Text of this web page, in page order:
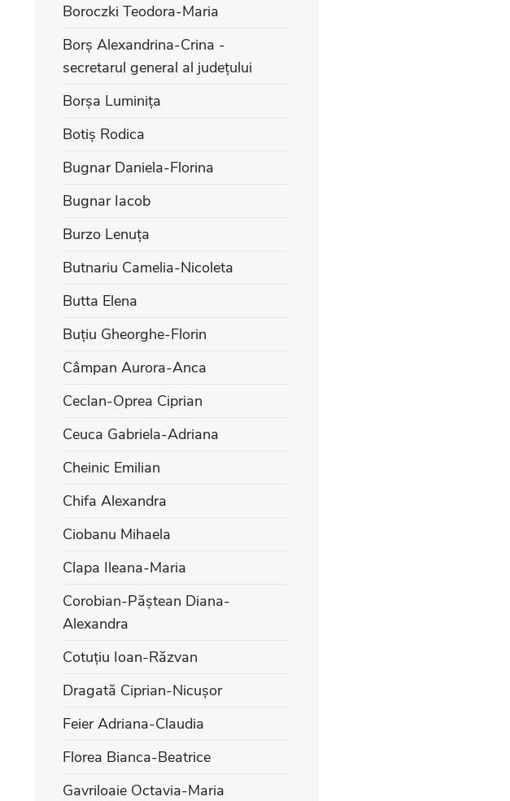
Boroczki Teodora-Maria
Borș Alexandrina-Crina -
secretarul general al județului
Borșa Luminița
Botiș Rodica
Bugnar Daniela-Florina
Bugnar Iacob
Burzo Lenuța
Butnariu Camelia-Nicoleta
Butta Elena
Buțiu Gheorghe-Florin
Câmpan Aurora-Anca
Ceclan-Oprea Ciprian
Ceuca Gabriela-Adriana
Cheinic Emilian
Chifa Alexandra
Ciobanu Mihaela
Clapa Ileana-Maria
Corobian-Păștean Diana-
Alexandra
Cotuțiu Ioan-Răzvan
Dragată Ciprian-Nicușor
Feier Adriana-Claudia
Florea Bianca-Beatrice
Gavriloaie Octavia-Maria